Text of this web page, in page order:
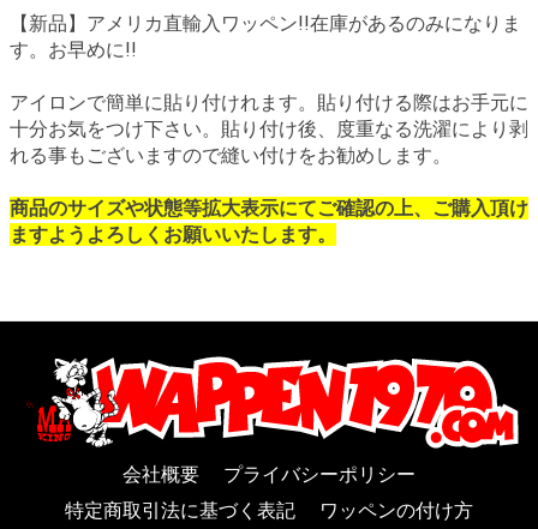
【新品】アメリカ直輸入ワッペン!!在庫があるのみになりま
す。お早めに!!
アイロンで簡単に貼り付けれます。貼り付ける際はお手元に
十分お気をつけ下さい。貼り付け後、度重なる洗濯により剥
れる事もございますので縫い付けをお勧めします。
商品のサイズや状態等拡大表示にてご確認の上、ご購入頂け
ますようよろしくお願いいたします。
会社概要
プライバシーポリシー
特定商取引法に基づく表記
ワッペンの付け方